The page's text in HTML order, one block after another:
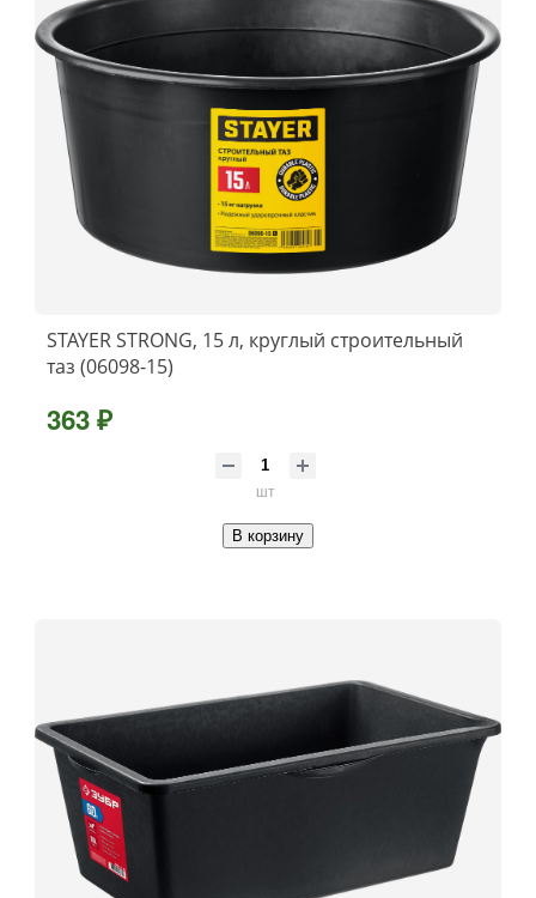
STAYER STRONG, 15 л, круглый строительный
таз (06098-15)
363 ₽
шт
В корзину